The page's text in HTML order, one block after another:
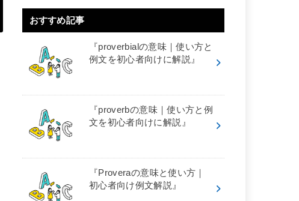
おすすめ記事
『proverbialの意味｜使い方と
例文を初心者向けに解説』
『proverbの意味｜使い方と例
文を初心者向けに解説』
『Proveraの意味と使い方｜
初心者向け例文解説』